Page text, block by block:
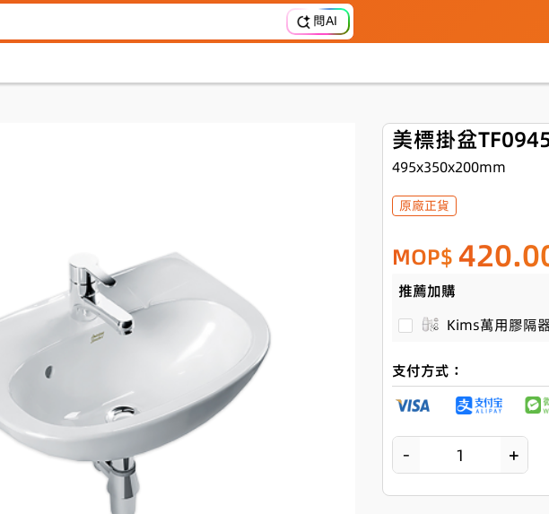
問AI
美標掛盆
495x350x200mm
原廠正貨
MOP$
推薦加購
Kims萬用膠隔
支付方式：
－ 1 ＋